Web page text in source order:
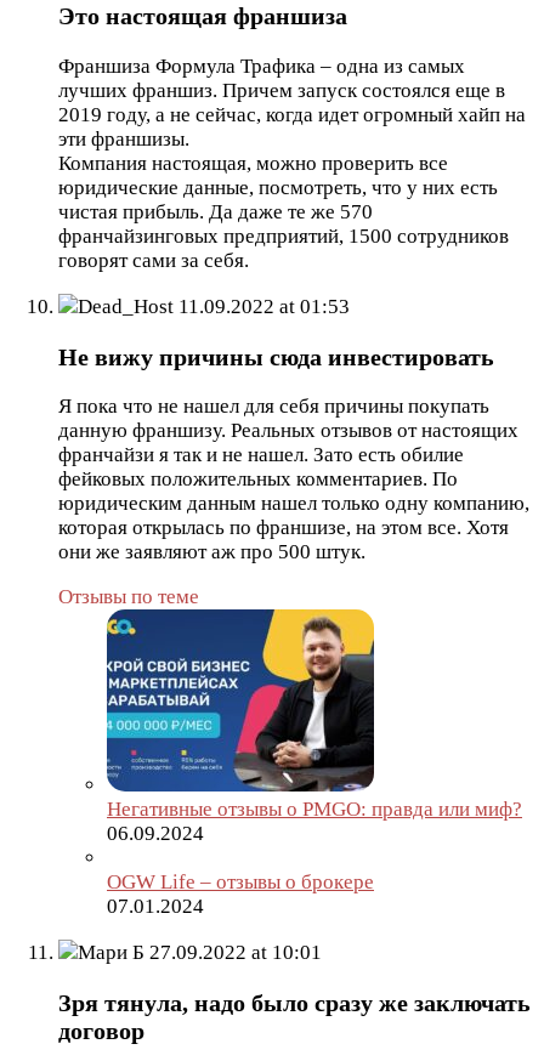
Это настоящая франшиза
Франшиза Формула Трафика – одна из самых
лучших франшиз. Причем запуск состоялся еще в
2019 году, а не сейчас, когда идет огромный хайп на
эти франшизы.
Компания настоящая, можно проверить все
юридические данные, посмотреть, что у них есть
чистая прибыль. Да даже те же 570
франчайзинговых предприятий, 1500 сотрудников
говорят сами за себя.
Dead_Host 11.09.2022 at 01:53
Не вижу причины сюда инвестировать
Я пока что не нашел для себя причины покупать
данную франшизу. Реальных отзывов от настоящих
франчайзи я так и не нашел. Зато есть обилие
фейковых положительных комментариев. По
юридическим данным нашел только одну компанию,
которая открылась по франшизе, на этом все. Хотя
они же заявляют аж про 500 штук.
Отзывы по теме
Негативные отзывы о PMGO: правда или миф?
06.09.2024
OGW Life – отзывы о брокере
07.01.2024
Мари Б 27.09.2022 at 10:01
Зря тянула, надо было сразу же заключать
договор